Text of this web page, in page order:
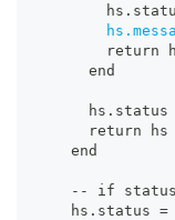
return
      end
hs.status
      return hs
    end
- -
if
hs.status =